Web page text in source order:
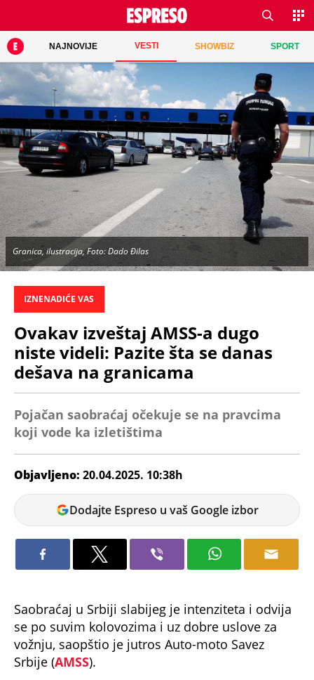
NAJNOVIJE VESTI SHOWBIZ SPORT
Granica, ilustracija, Foto: Dado Đilas
IZNENADIĆE VAS
Ovakav izveštaj AMSS-a dugo
niste videli: Pazite šta se danas
dešava na granicama
Pojačan saobraćaj očekuje se na pravcima
koji vode ka izletištima
Objavljeno: 20.04.2025. 10:38h
Nikolina
Jokić
Dodajte Espreso u vaš Google izbor
Saobraćaj u Srbiji slabijeg je intenziteta i odvija
se po suvim kolovozima i uz dobre uslove za
vožnju, saopštio je jutros Auto-moto Savez
Srbije (AMSS).